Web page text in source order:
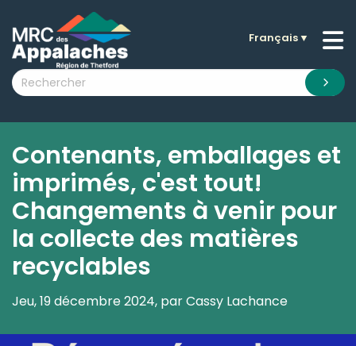
submenu (La MRC )
submenu (Citoyens )
submenu (Nouvelles )
submenu (Documentation )
Français▼
Contenants, emballages et
imprimés, c'est tout!
Changements à venir pour
la collecte des matières
recyclables
Jeu, 19 décembre 2024, par Cassy Lachance